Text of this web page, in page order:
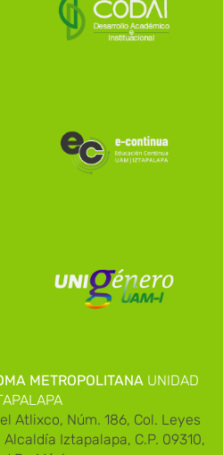
METROPOLITANA UNIDAD
Atlixco, Núm. 186, Col. Leyes
Iztapalapa, C.P. 09310,